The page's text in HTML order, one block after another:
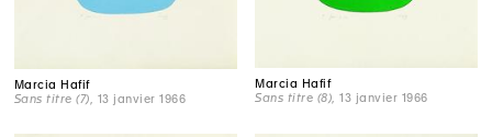
Marcia Hafif
Sans titre (7), 13 janvier 1966
Marcia Hafif
Sans titre (8) , 13 janvier 1966